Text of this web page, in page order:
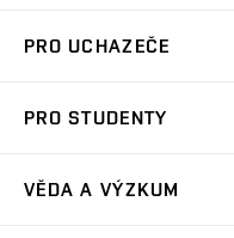
Koleje
Sport na VUT
PRO UCHAZEČE
Dny otevřených dveří
PRO STUDENTY
VĚDA A VÝZKUM